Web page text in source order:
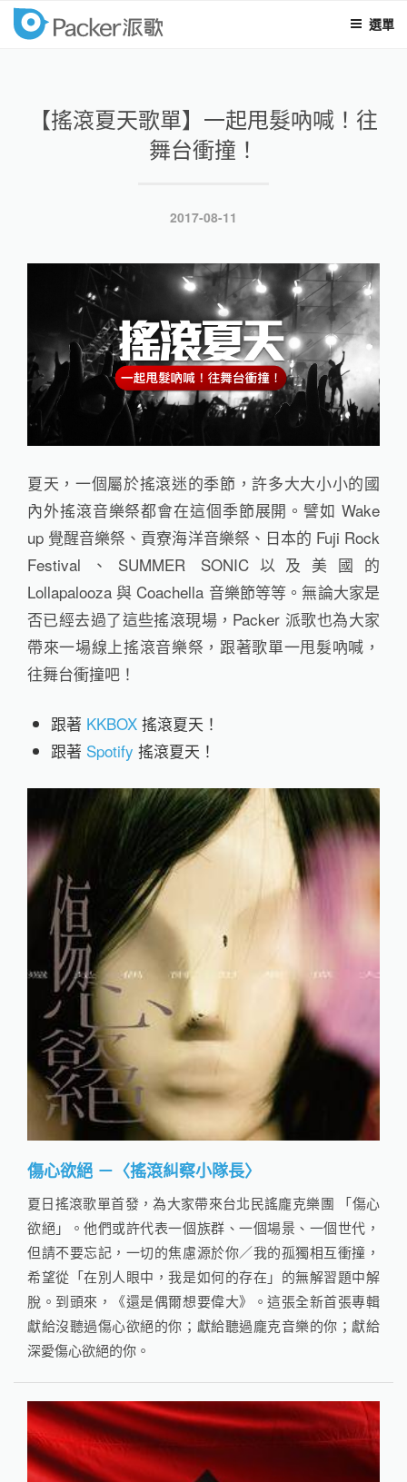
選單
packer
【搖滾夏天歌單】一起甩髮吶喊！往
舞台衝撞！
發
於
2017-08-11
夏天，一個屬於搖滾迷的季節，許多大大小小的國
內外搖滾音樂祭都會在這個季節展開。譬如 Wake
up 覺醒音樂祭、貢寮海洋音樂祭、日本的 Fuji Rock
Festival、SUMMER SONIC以及美國的
Lollapalooza 與 Coachella 音樂節等等。無論大家是
否已經去過了這些搖滾現場，Packer 派歌也為大家
帶來一場線上搖滾音樂祭，跟著歌單一甩髮吶喊，
往舞台衝撞吧！
跟著 KKBOX搖滾夏天！
跟著 Spotify 搖滾夏天！
傷心欲絕 －〈搖滾糾察小隊長〉
夏日搖滾歌單首發，為大家帶來台北民謠龐克樂團 「傷心
欲絕」。他們或許代表一個族群、一個場景、一個世代，
但請不要忘記，一切的焦慮源於你／我的孤獨相互衝撞，
希望從「在別人眼中，我是如何的存在」的無解習題中解
脫。到頭來，《還是偶爾想要偉大》。這張全新首張專輯
獻給沒聽過傷心欲絕的你；獻給聽過龐克音樂的你；獻給
深愛傷心欲絕的你。